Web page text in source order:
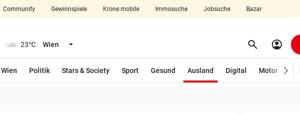
closeSchließen
arrow_right
Community Gewinnspiele Krone mobile Immosuche Jobsuche Bazar
23°C Wien Menü aufklappen search Suchen
account_circle
Wien Politik Stars & Society Sport Gesund Ausland
Digital
Motor